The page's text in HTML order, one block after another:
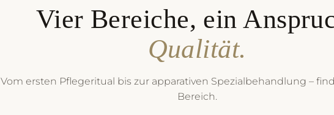
Vier Bereiche, ein
Qualität.
Vom ersten Pflegeritual bis zur apparativen Spezialbehandlung –
Bereich.